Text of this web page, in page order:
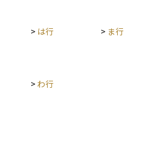
> は行 > ま行
> わ行